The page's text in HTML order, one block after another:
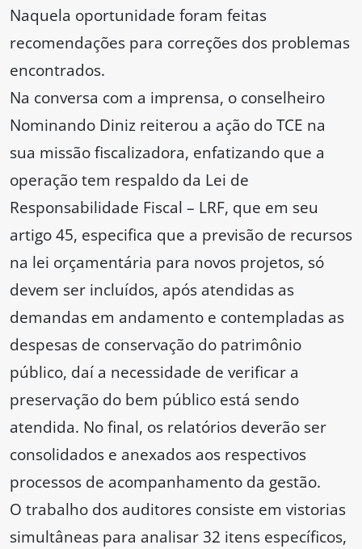
Naquela oportunidade foram feitas
recomendações para correções dos problemas
encontrados.
Na conversa com a imprensa, o conselheiro
Nominando Diniz reiterou a ação do TCE na
sua missão fiscalizadora, enfatizando que a
operação tem respaldo da Lei de
Responsabilidade Fiscal – LRF, que em seu
artigo 45, especifica que a previsão de recursos
na lei orçamentária para novos projetos, só
devem ser incluídos, após atendidas as
demandas em andamento e contempladas as
despesas de conservação do patrimônio
público, daí a necessidade de verificar a
preservação do bem público está sendo
atendida. No final, os relatórios deverão ser
consolidados e anexados aos respectivos
processos de acompanhamento da gestão.
O trabalho dos auditores consiste em vistorias
simultâneas para analisar 32 itens específicos,